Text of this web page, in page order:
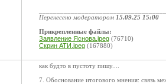
Перенесено модератором 15.09.25 15:00
Прикрепленные файлы:
Заявление Яснова.jpeg (76710)
Скрин АТИ.jpeg (167880)
как будто в пустоту пишу....
7. Обоснование итогового мнения: связь